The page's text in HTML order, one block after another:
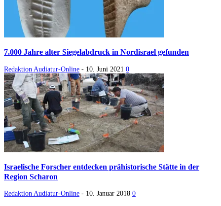
7.000 Jahre alter Siegelabdruck in Nordisrael gefunden
Redaktion Audiatur-Online - 10. Juni 2021 0
Israelische Forscher entdecken prähistorische Stätte in der
Region Scharon
Redaktion Audiatur-Online - 10. Januar 2018 0